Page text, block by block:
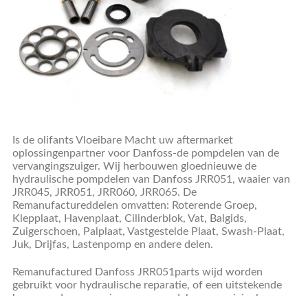
Is de olifants Vloeibare Macht uw aftermarket
oplossingenpartner voor Danfoss-de pompdelen van de
vervangingszuiger. Wij herbouwen gloednieuwe de
hydraulische pompdelen van Danfoss JRR051, waaier van
JRR045, JRR051, JRR060, JRR065. De
Remanufactureddelen omvatten: Roterende Groep,
Klepplaat, Havenplaat, Cilinderblok, Vat, Balgids,
Zuigerschoen, Palplaat, Vastgestelde Plaat, Swash-Plaat,
Juk, Drijfas, Lastenpomp en andere delen.
Remanufactured Danfoss JRR051parts wijd worden
gebruikt voor hydraulische reparatie, of een uitstekende